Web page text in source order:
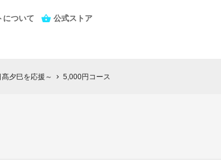
について 公式ストア
夕巳を応援～ chevron_right 5,000円コース